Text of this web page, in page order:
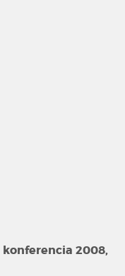
2008,